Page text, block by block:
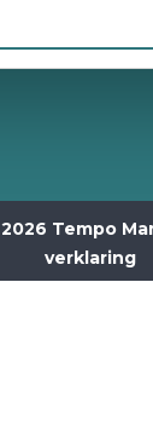
Tempo
verklaring